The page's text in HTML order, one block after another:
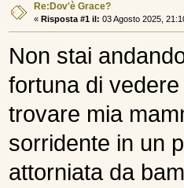
Re:Dov'è Grace?
« Risposta #1 il: 03 Agosto 2025,
Non stai
fortuna di
trovare mia
sorridente in un
attorniata da